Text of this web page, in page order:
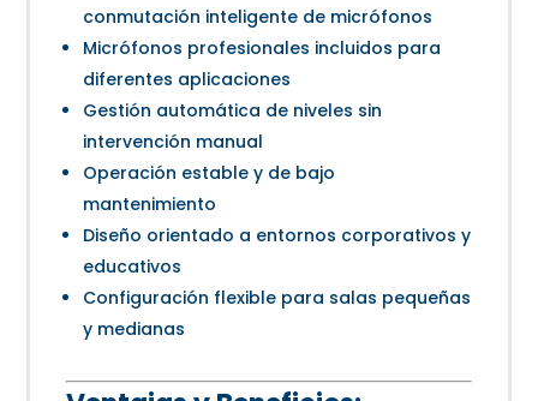
conmutación inteligente de micrófonos
Micrófonos profesionales incluidos para
diferentes aplicaciones
Gestión automática de niveles sin
intervención manual
Operación estable y de bajo
mantenimiento
Diseño orientado a entornos corporativos y
educativos
Configuración flexible para salas pequeñas
y medianas